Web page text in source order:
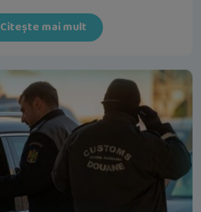
Citește mai mult